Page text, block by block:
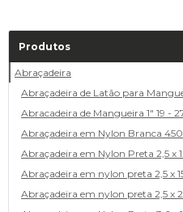
Produtos
Abraçadeira
Abraçadeira de Latão para
Abracadeira de Mangueira 1" 19 -
Abraçadeira em Nylon Branca
Abraçadeira em Nylon Preta 2,5
Abraçadeira em nylon preta 2,5 x
Abraçadeira em nylon preta 2,5 x